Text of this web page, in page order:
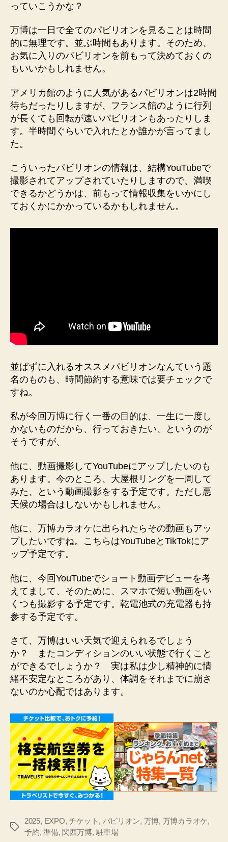
っていこうかな？
万博は一日で全てのパビリオンを見ることは時間
的に無理です。並ぶ時間もあります。そのため、
お気に入りのパビリオンを前もって決めておくの
もいいかもしれません。
アメリカ館のように人気があるパビリオンは2時間
待ちだったりしますが、フランス館のように行列
が長くても回転が速いパビリオンもあったりしま
す。半時間ぐらいで入れたとか誰かが言ってまし
た。
こういったパビリオンの情報は、結構YouTubeで
撮影されてアップされていたりしますので、満喫
できるかどうかは、前もって情報収集をいかにし
ておくかにかかっているかもしれません。
並ばずに入れるオススメパビリオンなんていう題
名のものも、時間節約する意味では要チェックで
すね。
私が今回万博に行く一番の目的は、一生に一度し
かないものだから、行っておきたい、というのが
そうですが、
他に、動画撮影してYouTubeにアップしたいのも
あります。今のところ、大屋根リングを一周して
みた、という動画撮影をする予定です。ただし悪
天候の場合はしないかもしれません。
他に、万博カラオケに出られたらその動画もアッ
プしたいですね。こちらはYouTubeとTikTokにア
ップ予定です。
他に、今回YouTubeでショート動画デビューを考
えてまして、そのために、スマホで短い動画をい
くつも撮影する予定です。乾電池式の充電器も持
参する予定です。
さて、万博はいい天気で迎えられるでしょう
か？ またコンディションのいい状態で行くこと
ができるでしょうか？ 実は私は少し精神的に情
緒不安定なところがあり、体調をそれまでに崩さ
ないのか心配ではあります。
タ
2025, EXPO, チケット , パビリオン, 万博, 万博カラオケ,
予約, 準備, 関西万博, 駐車場